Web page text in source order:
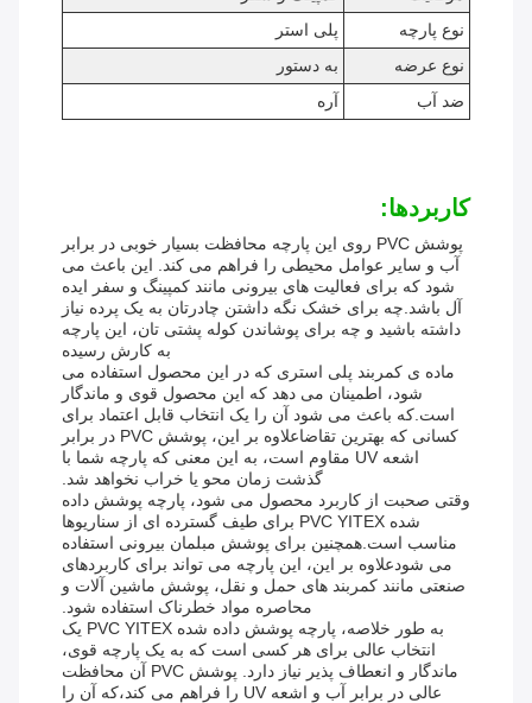
نوع پارچه
پلی استر
نوع عرضه
به دستور
ضد آب
آره
کاربردها:
پوشش PVC روی این پارچه محافظت بسیار خوبی در برابر
آب و سایر عوامل محیطی را فراهم می کند. این باعث می
شود که برای فعالیت های بیرونی مانند کمپینگ و سفر ایده
آل باشد.چه برای خشک نگه داشتن چادرتان به یک پرده نیاز
داشته باشید و چه برای پوشاندن کوله پشتی تان، اين پارچه
به کارش رسيده
ماده ی کمربند پلی استری که در این محصول استفاده می
شود، اطمینان می دهد که این محصول قوی و ماندگار
است.که باعث می شود آن را یک انتخاب قابل اعتماد برای
کسانی که بهترین تقاضاعلاوه بر این، پوشش PVC در برابر
اشعه UV مقاوم است، به این معنی که پارچه شما با
گذشت زمان محو یا خراب نخواهد شد.
وقتی صحبت از کاربرد محصول می شود، پارچه پوشش داده
شده PVC YITEX برای طیف گسترده ای از سناریوها
مناسب است.همچنین برای پوشش مبلمان بیرونی استفاده
می شودعلاوه بر این، این پارچه می تواند برای کاربردهای
صنعتی مانند کمربند های حمل و نقل، پوشش ماشین آلات و
محاصره مواد خطرناک استفاده شود.
به طور خلاصه، پارچه پوشش داده شده PVC YITEX یک
انتخاب عالی برای هر کسی است که به یک پارچه قوی،
ماندگار و انعطاف پذیر نیاز دارد. پوشش PVC آن محافظت
عالی در برابر آب و اشعه UV را فراهم می کند،که آن را